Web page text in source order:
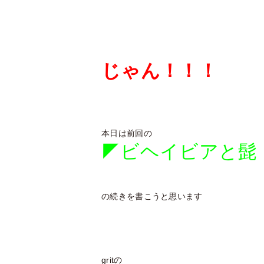
じゃん！！！
本日は前回の
◤ビヘイビアと
の続きを書こうと思います
gritの